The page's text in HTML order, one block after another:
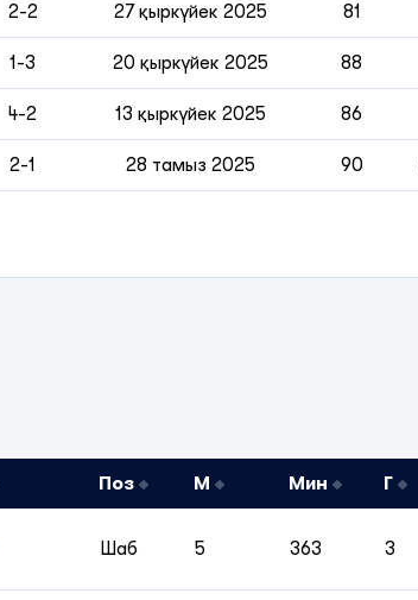
2-2 27 қыркүйек 2025 81
1-3 20 қыркүйек 2025 88
4-2 13 қыркүйек 2025 86
2-1 28 тамыз 2025 90
Поз М Мин Г
Шаб 5 363 3